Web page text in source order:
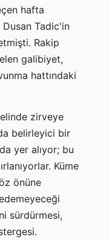
hafta
Tadic'in
Rakip
galibiyet,
hattındaki
zirveye
belirleyici bir
yer alıyor; bu
Küme
önüne
sürdürmesi,